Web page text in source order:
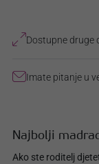
Dostupne druge
Imate pitanje u
Najbolji
Ako ste roditelj